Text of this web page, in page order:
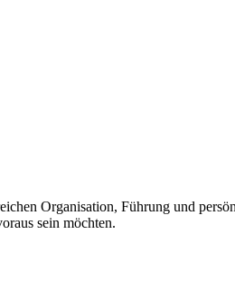
Organisation, Führung und
sein möchten.